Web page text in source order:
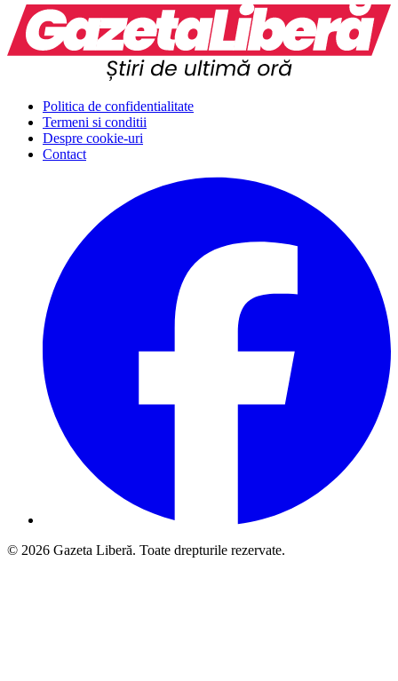
Politica de confidentialitate
Termeni si conditii
Despre cookie-uri
Contact
© 2026 Gazeta Liberă. Toate drepturile rezervate.